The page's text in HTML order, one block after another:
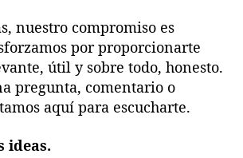
nuestro compromiso es
por proporcionarte
útil y sobre todo, honesto.
pregunta, comentario o
aquí para escucharte.
ideas.